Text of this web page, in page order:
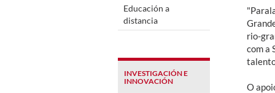
Educación a
distancia
INVESTIGACIÓN E
INNOVACIÓN
rio-
com a
O